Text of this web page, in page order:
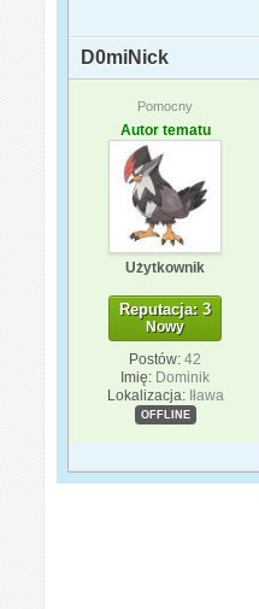
D0miNick
Pomocny
Autor tematu
Użytkownik
Reputacja: 3
Nowy
Postów: 42
Imię: Dominik
Lokalizacja: Iława
OFFLINE